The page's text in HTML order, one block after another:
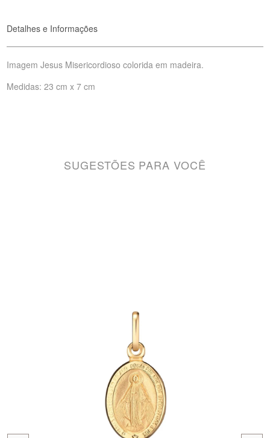
Detalhes e Informações
Imagem Jesus Misericordioso colorida em madeira.
Medidas: 23 cm x 7 cm
SUGESTÕES PARA VOCÊ